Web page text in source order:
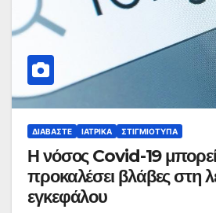
ΔΙΑΒΆΣΤΕ ΙΑΤΡΙΚΆ ΣΤΙΓΜΙΌΤΥΠΑ
Η νόσος Covid-19
προκαλέσει βλάβες στη
εγκεφάλου